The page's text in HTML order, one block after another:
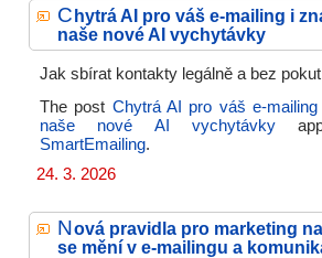
Chytrá AI pro váš e-mailing i
naše nové AI vychytávky
Jak sbírat kontakty legálně a bez pokut
The post Chytrá AI pro váš e-
naše nové AI vychytávky
SmartEmailing.
24. 3. 2026
Nová pravidla pro marketing
se mění v e-mailingu a